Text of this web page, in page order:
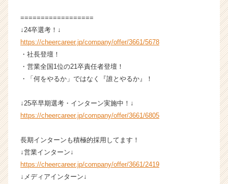
==================
↓24卒選考！↓
https://cheercareer.jp/company/offer/3661/5678
・社長登壇！
・営業全国1位の21卒責任者登壇！
・「何をやるか」ではなく『誰とやるか』！
↓25卒早期選考・インターン実施中！↓
https://cheercareer.jp/company/offer/3661/6805
長期インターンも積極的採用してます！
↓営業インターン↓
https://cheercareer.jp/company/offer/3661/2419
↓メディアインターン↓